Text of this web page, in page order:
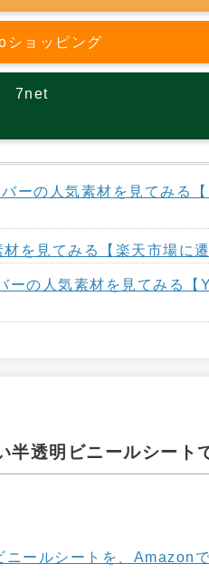
ショッピング
7net
ーの人気素材を見てみる【
を見てみる【楽天市場に遷
の人気素材を見てみる【
透明ビニールシート
ニールシートを、Amazon